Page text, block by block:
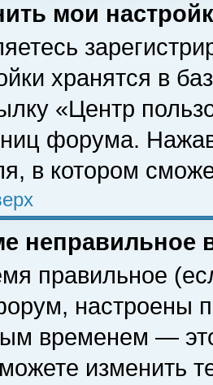
мои
хранятся в
«Центр
форума.
в котором
неправильное
правильное
настроены
временем —
изменить